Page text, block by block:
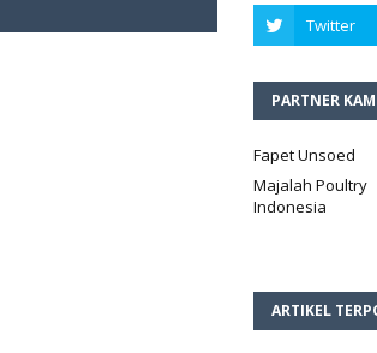
PARTNER
Fapet Unsoed
Majalah Poultry
Indonesia
ARTIKEL